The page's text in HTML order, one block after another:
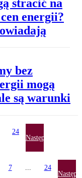
stracić na
energii?
bez
mogą
są warunki
24
Następna
7 ... 24